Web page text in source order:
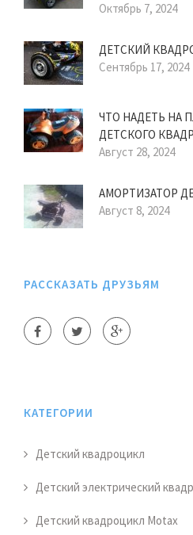
Октябрь 7, 2024
ДЕТСКИЙ
Сентябрь 17, 2024
ЧТО НАДЕТЬ НА
ДЕТСКОГО
Август 28, 2024
АМОРТИЗАТОР
Август 8, 2024
РАССКАЗАТЬ ДРУЗЬЯМ
КАТЕГОРИИ
Детский квадроцикл
Детский электрический
Детский квадроцикл Motax